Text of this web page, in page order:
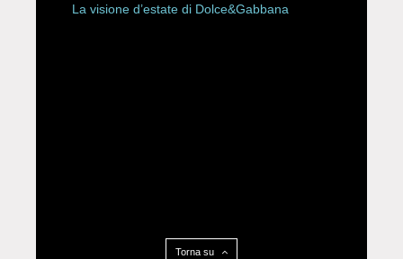
La visione d’estate di Dolce&Gabbana
Torna su